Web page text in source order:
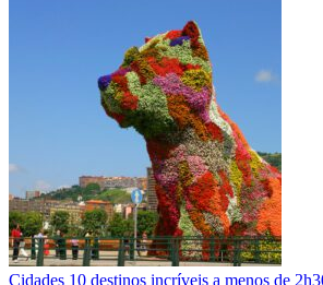
Cidades 10 destinos incríveis a menos de